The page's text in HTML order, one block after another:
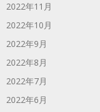
2022年11月
2022年10月
2022年9月
2022年8月
2022年7月
2022年6月